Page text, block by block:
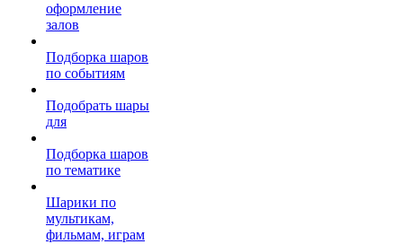
оформление
залов
Подборка шаров
по событиям
Подобрать шары
для
Подборка шаров
по тематике
Шарики по
мультикам,
фильмам, играм